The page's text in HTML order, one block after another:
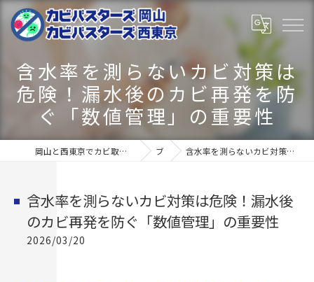
含水率を測らないカビ対策は
危険！漏水後のカビ再発を防
ぐ「数値管理」の重要性
岡山と西東京でカビ取りならカビバスターズ岡山･カビバスターズ西東京 ブログ 含水率を測らないカビ対策は危険！漏水後のカビ再発を防ぐ「数値管理」の重要性
含水率を測らないカビ対策は危険！漏水後
のカビ再発を防ぐ「数値管理」の重要性
2026/03/20